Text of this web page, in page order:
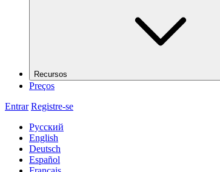
Recursos
Preços
Entrar Registre-se
Русский
English
Deutsch
Español